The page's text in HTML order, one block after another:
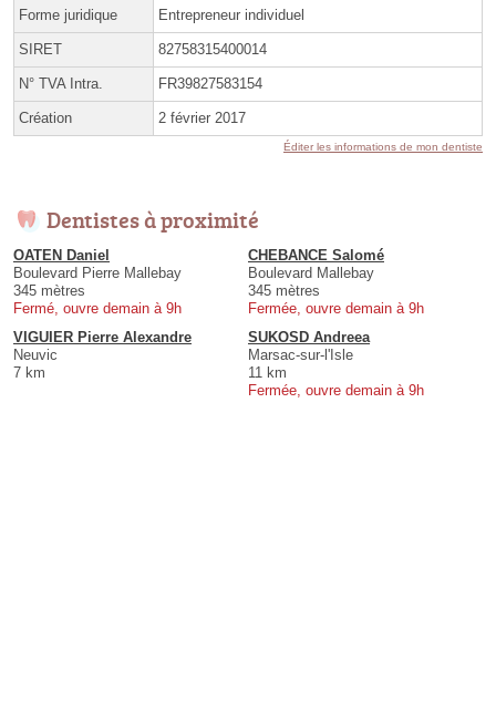
Forme juridique Entrepreneur individuel
SIRET 82758315400014
N° TVA Intra. FR39827583154
Création 2 février 2017
Éditer les informations de mon dentiste
Dentistes à proximité
OATEN Daniel
Boulevard Pierre Mallebay
345 mètres
Fermé, ouvre demain à 9h
CHEBANCE Salomé
Boulevard Mallebay
345 mètres
Fermée, ouvre demain à 9h
VIGUIER Pierre Alexandre
Neuvic
7 km
SUKOSD Andreea
Marsac-sur-l'Isle
11 km
Fermée, ouvre demain à 9h